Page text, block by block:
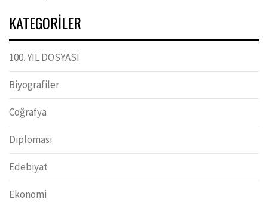
KATEGORILER
100. YIL DOSYASI
Biyografiler
Coğrafya
Diplomasi
Edebiyat
Ekonomi